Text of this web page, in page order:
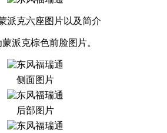
派克六座图片以及简介
派克棕色前脸图片。
侧面图片
后部图片